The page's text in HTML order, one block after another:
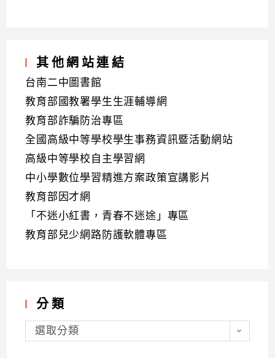
其他網站連結
台南二中圖書館
教育部國教署學生生涯輔導網
教育部詐騙防治專區
全國高級中等學校學生事務資訊暨活動網站
高級中等學校自主學習網
中小學數位學習精進方案政策宣講影片
教育部因才網
「不迷小紅書，青春不迷途」專區
教育部兒少網路防護軟體專區
分類
分
類選取分類